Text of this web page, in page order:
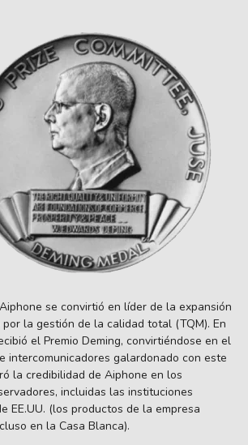
se convirtió en líder de la expansión
la gestión de la calidad total (TQM). En
el Premio Deming, convirtiéndose en el
intercomunicadores galardonado con este
la credibilidad de Aiphone en los
incluidas las instituciones
EE.UU. (los productos de la empresa
en la Casa Blanca).